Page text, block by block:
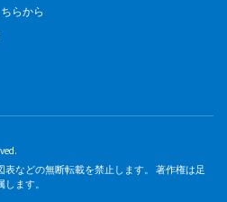
らから
などの無断転載を禁止します。 著作権は足
ます。